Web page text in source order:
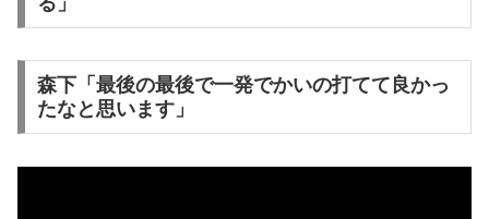
森下「最後の最後で一発でかいの打てて良かっ
たなと思います」